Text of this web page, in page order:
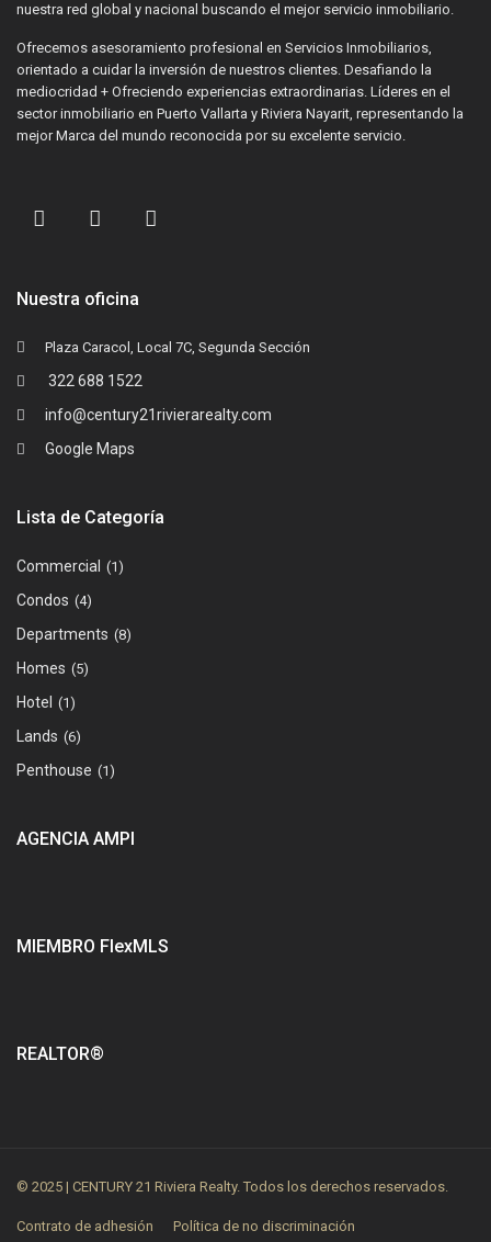
nuestra red global y nacional buscando el mejor servicio inmobiliario.
Ofrecemos asesoramiento profesional en Servicios Inmobiliarios,
orientado a cuidar la inversión de nuestros clientes. Desafiando la
mediocridad + Ofreciendo experiencias extraordinarias. Líderes en el
sector inmobiliario en Puerto Vallarta y Riviera Nayarit, representando la
mejor Marca del mundo reconocida por su excelente servicio.
Nuestra oficina
Plaza Caracol, Local 7C, Segunda Sección
322 688 1522
info@century21rivierarealty.com
Google Maps
Lista de Categoría
Commercial (1)
Condos (4)
Departments (8)
Homes (5)
Hotel (1)
Lands (6)
Penthouse (1)
AGENCIA AMPI
MIEMBRO FlexMLS
REALTOR®
© 2025 | CENTURY 21 Riviera Realty. Todos los derechos reservados.
Contrato de adhesión Política de no discriminación